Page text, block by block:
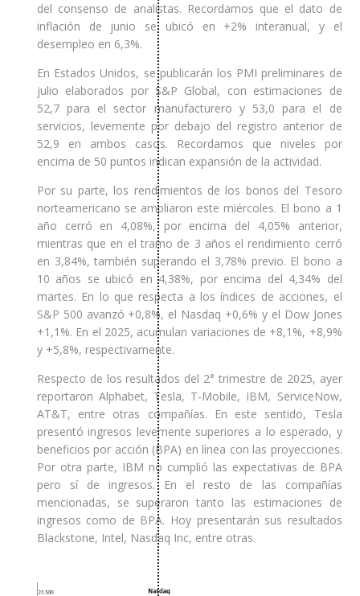
del consenso de analistas. Recordamos que el dato de
inflación de junio se ubicó en +2% interanual, y el
desempleo en 6,3%.
En Estados Unidos, se publicarán los PMI preliminares de
julio elaborados por S&P Global, con estimaciones de
52,7 para el sector manufacturero y 53,0 para el de
servicios, levemente por debajo del registro anterior de
52,9 en ambos casos. Recordamos que niveles por
encima de 50 puntos indican expansión de la actividad.
Por su parte, los rendimientos de los bonos del Tesoro
norteamericano se ampliaron este miércoles. El bono a 1
año cerró en 4,08%, por encima del 4,05% anterior,
mientras que en el tramo de 3 años el rendimiento cerró
en 3,84%, también superando el 3,78% previo. El bono a
10 años se ubicó en 4,38%, por encima del 4,34% del
martes. En lo que respecta a los índices de acciones, el
S&P 500 avanzó +0,8%, el Nasdaq +0,6% y el Dow Jones
+1,1%. En el 2025, acumulan variaciones de +8,1%, +8,9%
y +5,8%, respectivamente.
Respecto de los resultados del 2° trimestre de 2025, ayer
reportaron Alphabet, Tesla, T-Mobile, IBM, ServiceNow,
AT&T, entre otras compañías. En este sentido, Tesla
presentó ingresos levemente superiores a lo esperado, y
beneficios por acción (BPA) en línea con las proyecciones.
Por otra parte, IBM no cumplió las expectativas de BPA
pero sí de ingresos. En el resto de las compañías
mencionadas, se superaron tanto las estimaciones de
ingresos como de BPA. Hoy presentarán sus resultados
Blackstone, Intel, Nasdaq Inc, entre otras.